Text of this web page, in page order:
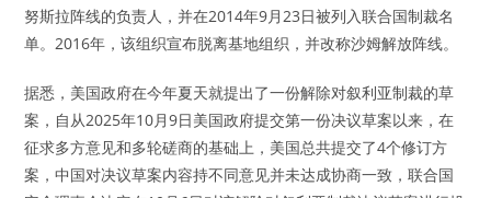
努斯拉阵线的负责人，并在2014年9月23日被列入联合国制裁名
单。2016年，该组织宣布脱离基地组织，并改称沙姆解放阵线。
据悉，美国政府在今年夏天就提出了一份解除对叙利亚制裁的草
案，自从2025年10月9日美国政府提交第一份决议草案以来，在
征求多方意见和多轮磋商的基础上，美国总共提交了4个修订方
案，中国对决议草案内容持不同意见并未达成协商一致，联合国